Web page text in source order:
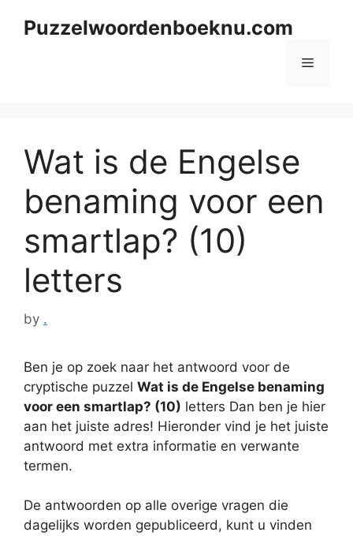
Puzzelwoordenboeknu.com
Menu
Wat is de Engelse
benaming voor een
smartlap? (10)
letters
by .
Ben je op zoek naar het antwoord voor de
cryptische puzzel Wat is de Engelse benaming
voor een smartlap? (10) letters Dan ben je hier
aan het juiste adres! Hieronder vind je het juiste
antwoord met extra informatie en verwante
termen.
De antwoorden op alle overige vragen die
dagelijks worden gepubliceerd, kunt u vinden